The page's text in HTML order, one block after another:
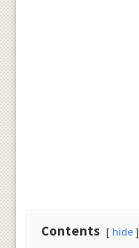
Contents hide